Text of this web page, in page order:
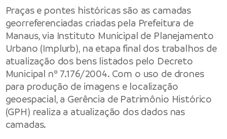
Praças e pontes históricas são as camadas
georreferenciadas criadas pela Prefeitura de
Manaus, via Instituto Municipal de Planejamento
Urbano (Implurb), na etapa final dos trabalhos de
atualização dos bens listados pelo Decreto
Municipal nº 7.176/2004. Com o uso de drones
para produção de imagens e localização
geoespacial, a Gerência de Patrimônio Histórico
(GPH) realiza a atualização dos dados nas
camadas.